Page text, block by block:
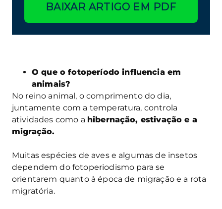
BAIXAR ARTIGO EM PDF
O que o fotoperíodo influencia em
animais?
No reino animal, o comprimento do dia,
juntamente com a temperatura, controla
atividades como a hibernação, estivação e a
migração.
Muitas espécies de aves e algumas de insetos
dependem do fotoperiodismo para se
orientarem quanto à época de migração e a rota
migratória.